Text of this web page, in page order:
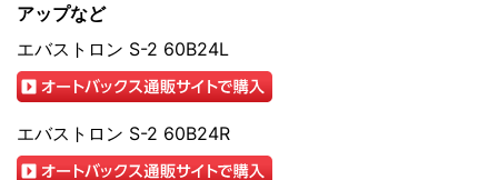
アップなど
エバストロン S-2 60B24L
エバストロン S-2 60B24R